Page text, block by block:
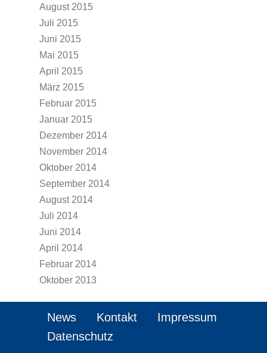
August 2015
Juli 2015
Juni 2015
Mai 2015
April 2015
März 2015
Februar 2015
Januar 2015
Dezember 2014
November 2014
Oktober 2014
September 2014
August 2014
Juli 2014
Juni 2014
April 2014
Februar 2014
Oktober 2013
News Kontakt
Impressum
Datenschutz